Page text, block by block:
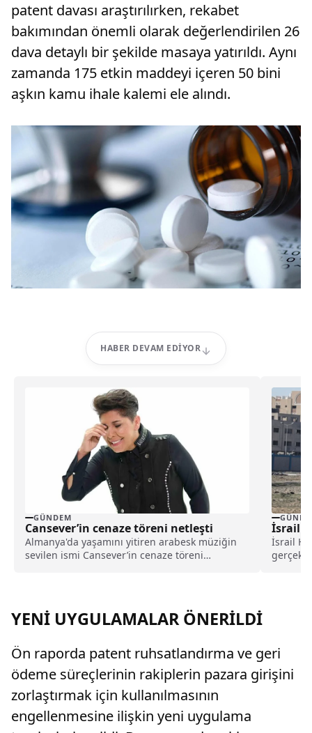
patent davası araştırılırken, rekabet
bakımından önemli olarak değerlendirilen 26
dava detaylı bir şekilde masaya yatırıldı. Aynı
zamanda 175 etkin maddeyi içeren 50 bini
aşkın kamu ihale kalemi ele alındı.
HABER DEVAM EDIYOR
GÜNDEM
Cansever’in cenaze töreni netleşti
Almanya'da yaşamını yitiren arabesk müziğin
sevilen ismi Cansever’in cenaze töreni
İsrail
İsrail
YENİ UYGULAMALAR ÖNERİLDİ
Ön raporda patent ruhsatlandırma ve geri
ödeme süreçlerinin rakiplerin pazara girişini
zorlaştırmak için kullanılmasının
engellenmesine ilişkin yeni uygulama